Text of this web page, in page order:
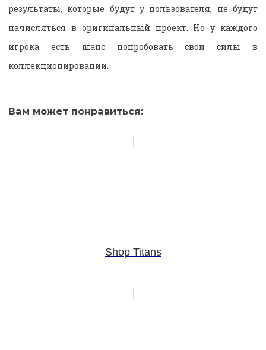
результаты, которые будут у пользователя, не будут
начисляться в оригинальный проект. Но у каждого
игрока есть шанс попробовать свои силы в
коллекционировании.
Вам может понравиться:
Shop Titans